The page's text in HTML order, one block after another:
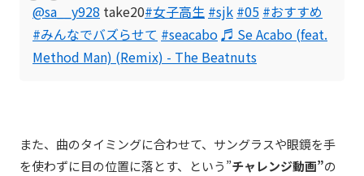
@sa__y928 take20#女子高生 #sjk #05 #おすすめ
#みんなでバズらせて #seacabo♬ Se Acabo (feat.
Method Man) (Remix) - The Beatnuts
また、曲のタイミングに合わせて、サングラスや眼鏡を手
を使わずに目の位置に落とす、という”チャレンジ動画”の